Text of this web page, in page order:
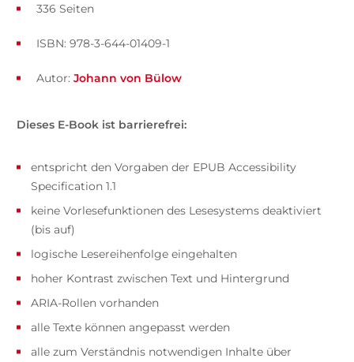
ISBN: 978-3-644-01409-1
336 Seiten
Autor: Johann von Bülow
Dieses E-Book ist barrierefrei:
entspricht den Vorgaben der EPUB Accessibility
Specification 1.1
keine Vorlesefunktionen des Lesesystems deaktiviert
(bis auf)
logische Lesereihenfolge eingehalten
hoher Kontrast zwischen Text und Hintergrund
ARIA-Rollen vorhanden
alle Texte können angepasst werden
alle zum Verständnis notwendigen Inhalte über